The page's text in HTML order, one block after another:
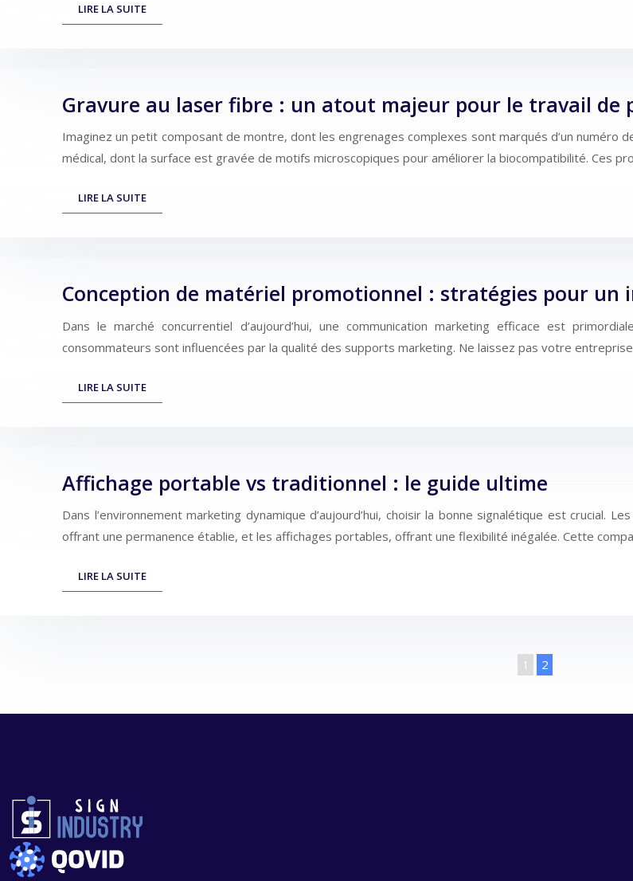
LIRE LA SUITE
Gravure au laser fibre : un atout majeur pour le travail de
Imaginez un petit composant de montre, dont les engrenages complexes sont marqués d’un numéro
médical, dont la surface est gravée de motifs microscopiques pour améliorer la biocompatibilité. Ces
LIRE LA SUITE
Conception de matériel promotionnel : stratégies pour un
Dans le marché concurrentiel d’aujourd’hui, une communication marketing efficace est
consommateurs sont influencées par la qualité des supports marketing. Ne laissez pas votre
LIRE LA SUITE
Affichage portable vs traditionnel : le guide ultime
Dans l’environnement marketing dynamique d’aujourd’hui, choisir la bonne signalétique est crucial.
offrant une permanence établie, et les affichages portables, offrant une flexibilité inégalée. Cette
LIRE LA SUITE
1 2